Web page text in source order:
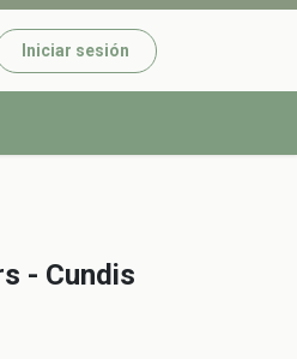
Iniciar sesión
- Cundis